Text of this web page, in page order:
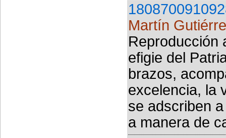
Martín
Reproducción
efigie del
brazos,
excelencia, la
se adscriben
a manera de